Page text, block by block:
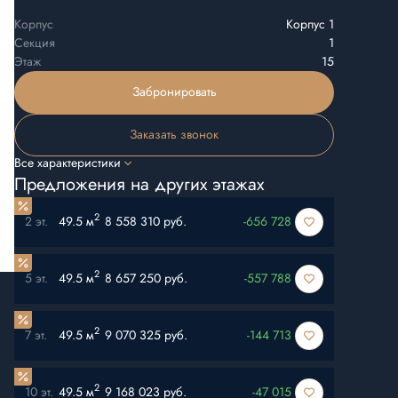
Корпус
Корпус 1
Секция
1
Этаж
15
Забронировать
Заказать звонок
Все характеристики
Предложения на других этажах
2 эт. 49.5 м2 8 558 310 руб. -656 728
5 эт. 49.5 м2 8 657 250 руб. -557 788
7 эт. 49.5 м2 9 070 325 руб. -144 713
10 эт. 49.5 м2 9 168 023 руб. -47 015